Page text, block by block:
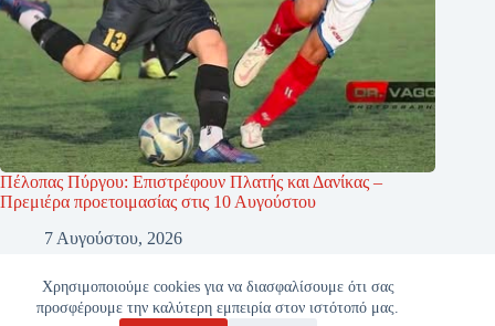
Χρησιμοποιούμε cookies για να διασφαλίσουμε ότι σας
προσφέρουμε την καλύτερη εμπειρία στον ιστότοπό μας.
Πέλοπας Πύργου: Επιστρέφουν Πλατής και Δανίκας –
Πρεμιέρα προετοιμασίας στις 10 Αυγούστου
7 Αυγούστου, 2026